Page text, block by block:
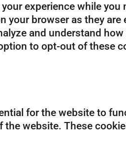
experience while
your browser as they
and understand
to opt-out of these
for the website to
website. These